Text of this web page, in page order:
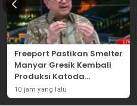
Freeport Pastikan Smelter
Manyar Gresik Kembali
Produksi Katoda
Tembaga Mulai
September 2026
10 jam yang lalu